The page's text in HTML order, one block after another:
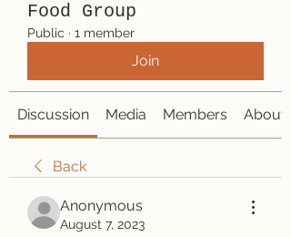
Food Group
Public · 1 member
Join
Discussion Media Members About
Back
Anonymous
August 7, 2023